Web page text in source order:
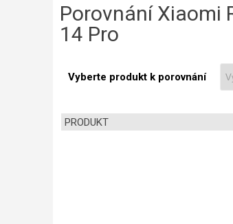
Porovnání Xiaomi
14 Pro
Vyberte produkt k porovnání
PRODUKT